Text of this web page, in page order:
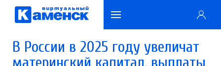
В России в 2025 году увеличат
материнский капитал, выплаты